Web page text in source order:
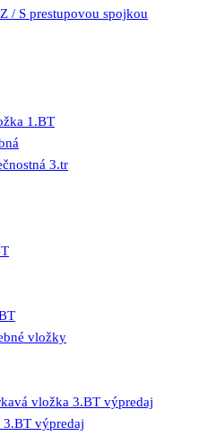
/ S prestupovou spojkou
1.BT
3.tr
vložky
vložka 3.BT výpredaj
3.BT výpredaj